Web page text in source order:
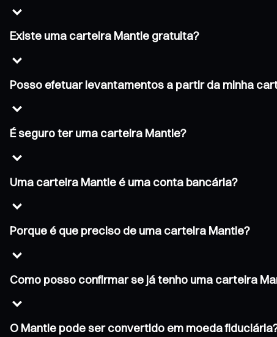
Existe uma carteira Mantle gratuita?
Posso efetuar levantamentos a partir da minha
É seguro ter uma carteira Mantle?
Uma carteira Mantle é uma conta bancária?
Porque é que preciso de uma carteira Mantle?
Como posso confirmar se já tenho uma carteira
O Mantle pode ser convertido em moeda